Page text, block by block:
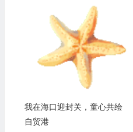
我在海口迎封关，童心共绘
自贸港